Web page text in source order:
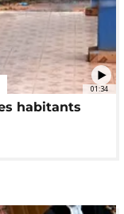
01:34
habitants